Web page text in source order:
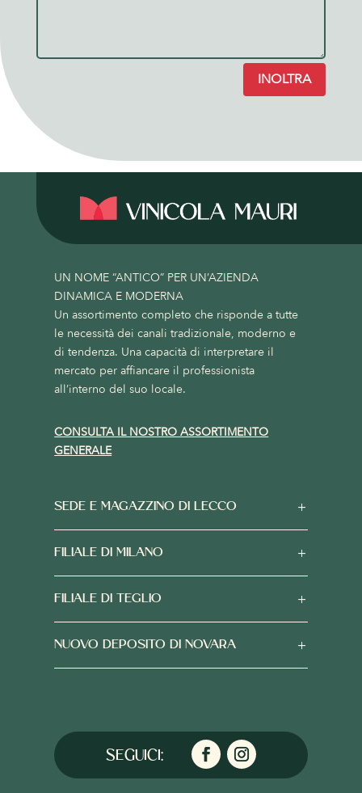
INOLTRA
UN NOME “ANTICO” PER UN’AZIENDA
DINAMICA E MODERNA
Un assortimento completo che risponde a tutte
le necessità dei canali tradizionale, moderno e
di tendenza. Una capacità di interpretare il
mercato per affiancare il professionista
all’interno del suo locale.
CONSULTA IL NOSTRO ASSORTIMENTO
GENERALE
SEDE E MAGAZZINO DI LECCO
FILIALE DI MILANO
FILIALE DI TEGLIO
NUOVO DEPOSITO DI NOVARA